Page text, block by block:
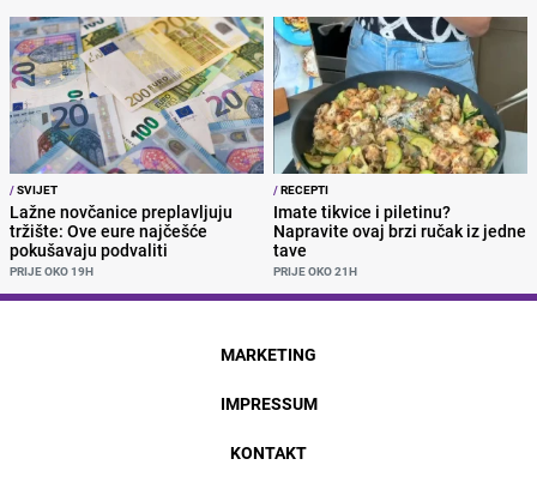
/SVIJET
Lažne novčanice preplavljuju
tržište: Ove eure najčešće
pokušavaju podvaliti
PRIJE OKO 19H
/RECEPTI
Imate tikvice i piletinu?
Napravite ovaj brzi ručak iz jedne
tave
PRIJE OKO 21H
MARKETING
IMPRESSUM
KONTAKT